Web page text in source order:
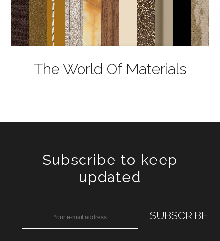
The World Of Materials
Subscribe to keep
updated